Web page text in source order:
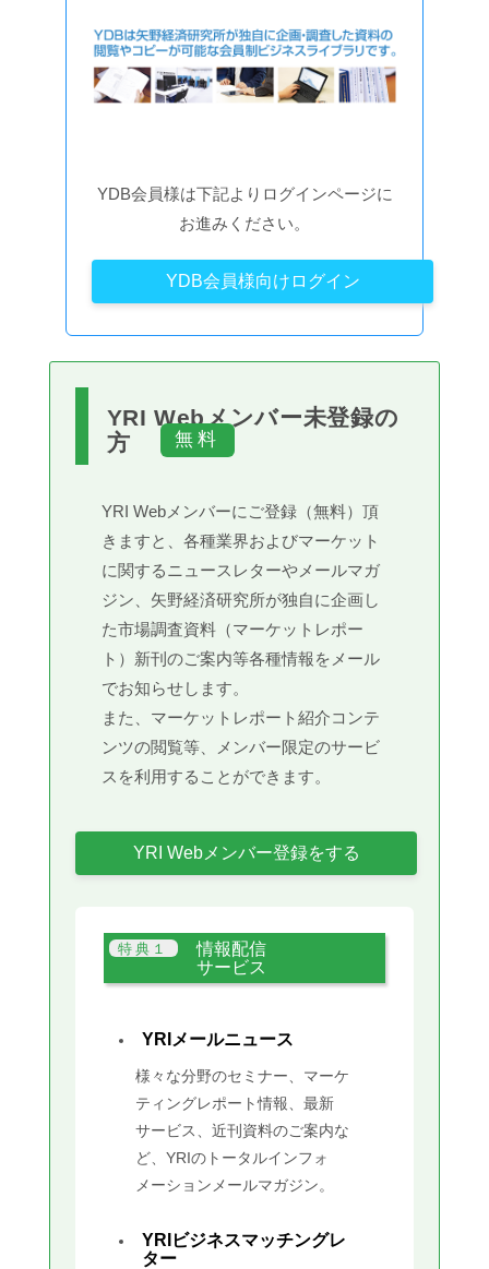
YDB会員様は下記よりログインページに
お進みください。
YDB会員様向けログイン
YRI Webメンバー未登録の
方
YRI Webメンバーにご登録（無料）頂
きますと、各種業界およびマーケット
に関するニュースレターやメールマガ
ジン、矢野経済研究所が独自に企画し
た市場調査資料（マーケットレポー
ト）新刊のご案内等各種情報をメール
でお知らせします。
また、マーケットレポート紹介コンテ
ンツの閲覧等、メンバー限定のサービ
スを利用することができます。
YRI Webメンバー登録をする
情報配信
サービス
YRIメールニュース
様々な分野のセミナー、マーケ
ティングレポート情報、最新
サービス、近刊資料のご案内な
ど、YRIのトータルインフォ
メーションメールマガジン。
YRIビジネスマッチングレ
ター